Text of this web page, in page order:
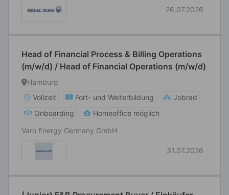
26.07.2026
Head of Financial Process & Billing Operations
(m/w/d) / Head of Financial Operations (m/w/d)
Hamburg
Vollzeit
Fort- und Weiterbildung
Jobrad
Onboarding
Homeoffice möglich
Varo Energy Germany GmbH
31.07.2026